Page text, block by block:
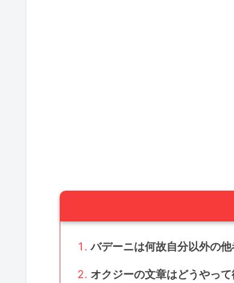
バデーニは何故自分以外の
オクジーの文章はどうやっ